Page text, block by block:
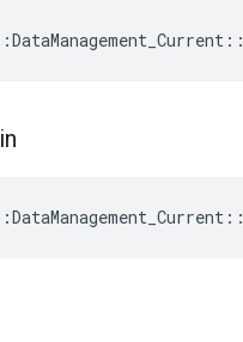
DataManagement_Current ::
DataManagement_Current ::